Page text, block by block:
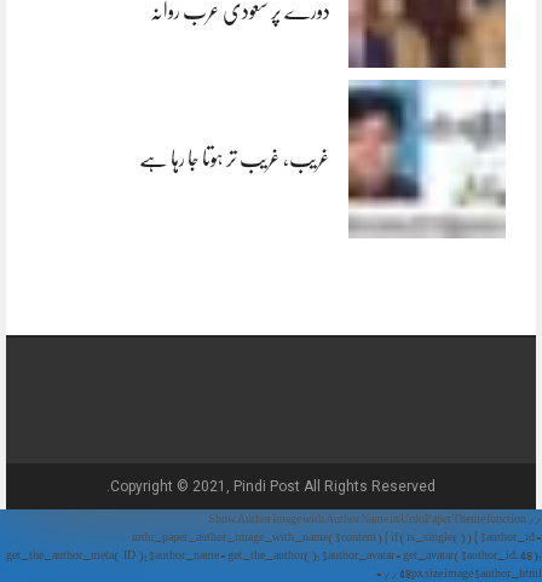
دورے پر سعودی عرب روانہ
غریب، غریب تر ہوتا جا رہا ہے
Copyright © 2021, Pindi Post All Rights Reserved.
// Show Author Image with Author Name in UrduPaper Theme function
urdu_paper_author_image_with_name($content) { if (is_single()) { $author_id =
get_the_author_meta('ID'); $author_name = get_the_author(); $author_avatar = get_avatar($author_id, 48);
// 48px size image $author_html = '